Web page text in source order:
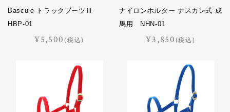
Bascule トラックブーツⅢ
HBP-01
¥5,500(税込)
ナイロンホルター ナスカン式 成
馬用 NHN-01
¥3,850 (税込)